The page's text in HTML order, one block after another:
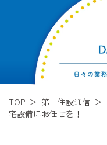
TOP 第一住設通信
宅設備にお任せを！